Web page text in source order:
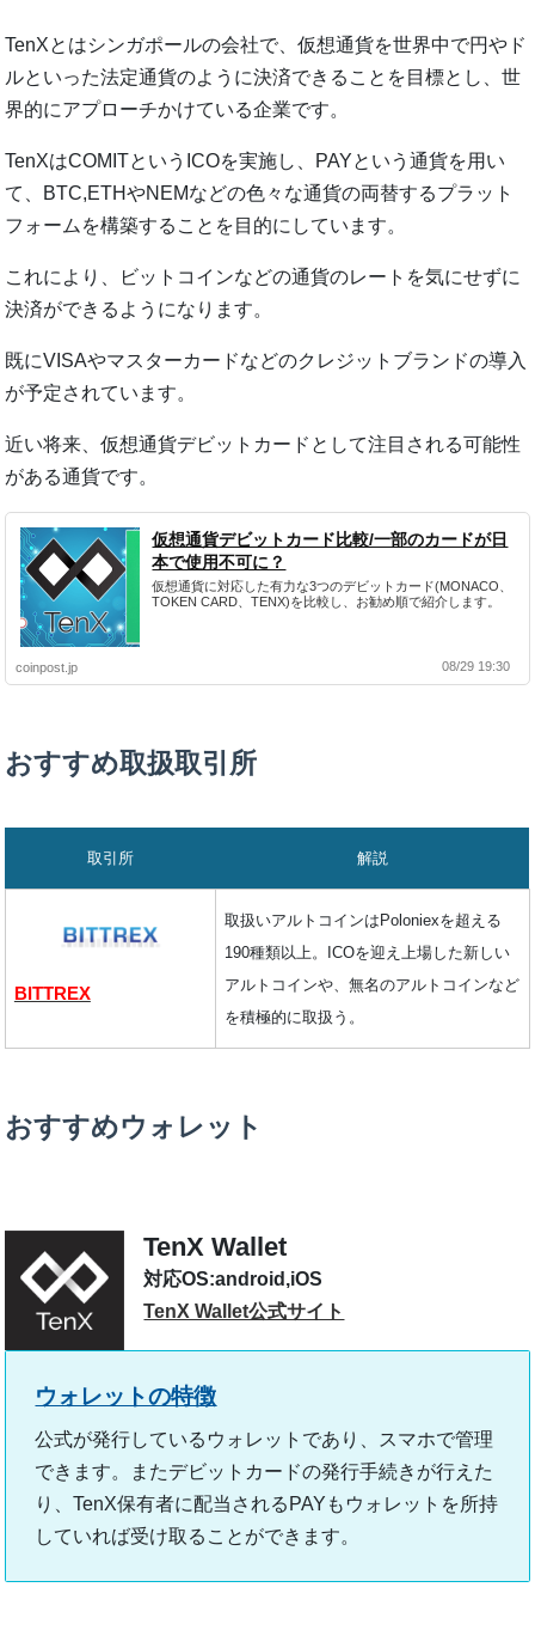
TenXとはシンガポールの会社で、仮想通貨を世界中で円やド
ルといった法定通貨のように決済できることを目標とし、世
界的にアプローチかけている企業です。
TenXはCOMITというICOを実施し、PAYという通貨を用い
て、BTC,ETHやNEMなどの色々な通貨の両替するプラット
フォームを構築することを目的にしています。
これにより、ビットコインなどの通貨のレートを気にせずに
決済ができるようになります。
既にVISAやマスターカードなどのクレジットブランドの導入
が予定されています。
近い将来、仮想通貨デビットカードとして注目される可能性
がある通貨です。
仮想通貨デビットカード比較/一部のカードが日
本で使用不可に？
仮想通貨に対応した有力な3つのデビットカード(MONACO、
TOKEN CARD、TENX)を比較し、お勧め順で紹介します。
coinpost.jp 08/29 19:30
おすすめ取扱取引所
取引所 解説
BITTREX
取扱いアルトコインはPoloniexを超える
190種類以上。ICOを迎え上場した新しい
アルトコインや、無名のアルトコインなど
を積極的に取扱う。
おすすめウォレット
TenX Wallet
android,iOS
TenX Wallet公式サイト
公式が発行しているウォレットであり、スマホで管理
できます。またデビットカードの発行手続きが行えた
り、TenX保有者に配当されるPAYもウォレットを所持
していれば受け取ることができます。